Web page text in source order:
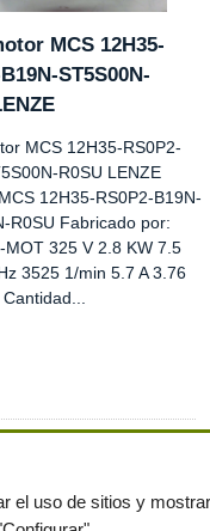
MCS 12H35-
ST5S00N-
MCS 12H35-RS0P2-
R0SU LENZE
12H35-RS0P2-B19N-
R0SU Fabricado por:
MOT 325 V 2.8 KW 7.5
3525 1/min 5.7 A 3.76
uso de sitios y